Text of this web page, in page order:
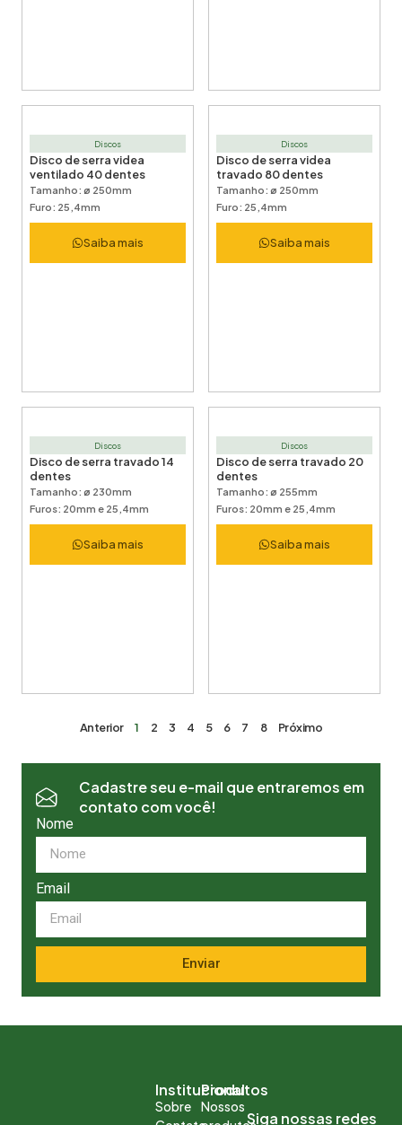
Discos
Disco de serra videa
ventilado 40 dentes
Tamanho: ø 250mm
Furo: 25,4mm
Saiba mais
Discos
Disco de serra videa
travado 80 dentes
Tamanho: ø 250mm
Furo: 25,4mm
Saiba mais
Discos
Disco de serra travado 14
dentes
Tamanho: ø 230mm
Furos: 20mm e 25,4mm
Saiba mais
Discos
Disco de serra travado 20
dentes
Tamanho: ø 255mm
Furos: 20mm e 25,4mm
Saiba mais
Anterior 1 2 3 4 5 6 7 8 Próximo
Cadastre seu e-mail que entraremos em
contato com você!
Nome
Email
Enviar
Institucional
Sobre
Produtos
Nossos
Siga nossas redes